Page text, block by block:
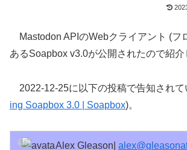
Mastodon APIのWebクライアント (フ
あるSoapbox v3.0が公開されたので紹介
2022-12-25に以下の投稿で告知されて
ing Soapbox 3.0 | Soapbox)。
Alex Gleason|